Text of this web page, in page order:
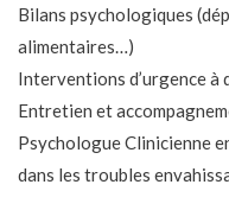
Bilans psychologiques
alimentaires…)
Interventions d’urgence à
Entretien et
Psychologue Clinicienne
dans les troubles